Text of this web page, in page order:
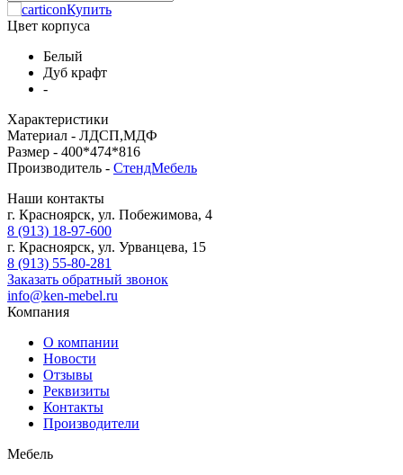
Купить
Цвет корпуса
Белый
Дуб крафт
-
Характеристики
Материал - ЛДСП,МДФ
Размер - 400*474*816
Производитель - СтендМебель
Наши контакты
г. Красноярск, ул. Побежимова, 4
8 (913) 18-97-600
г. Красноярск, ул. Урванцева, 15
8 (913) 55-80-281
Заказать обратный звонок
info@ken-mebel.ru
Компания
О компании
Новости
Отзывы
Реквизиты
Контакты
Производители
Мебель